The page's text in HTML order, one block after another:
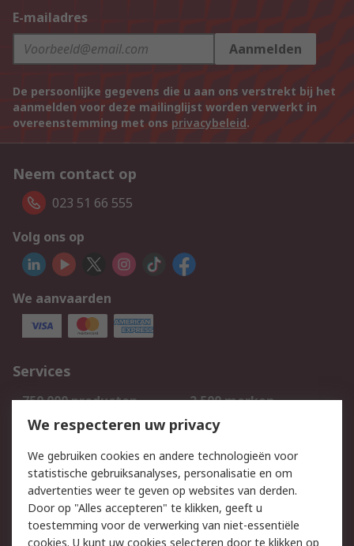
E-mailadres
Aanmelden
De persoonlijke gegevens die u aan ons verstrekt bij het
aanmelden voor deze mailinglijst worden verwerkt in
overeenstemming met ons privacybeleid.
Neem contact op
023 51 66 555
Volg ons op
We aanvaarden
Services
750.000 producten
2.500 merken
Bestellen
Inkoopoplossingen
Track & Trace
Wettelijk
Cookiebeleid Email veiligheid
We respecteren uw privacy
We gebruiken cookies en andere technologieën voor
statistische gebruiksanalyses, personalisatie en om
advertenties weer te geven op websites van derden.
Door op "Alles accepteren" te klikken, geeft u
toestemming voor de verwerking van niet-essentiële
cookies. U kunt uw cookies selecteren door te klikken op